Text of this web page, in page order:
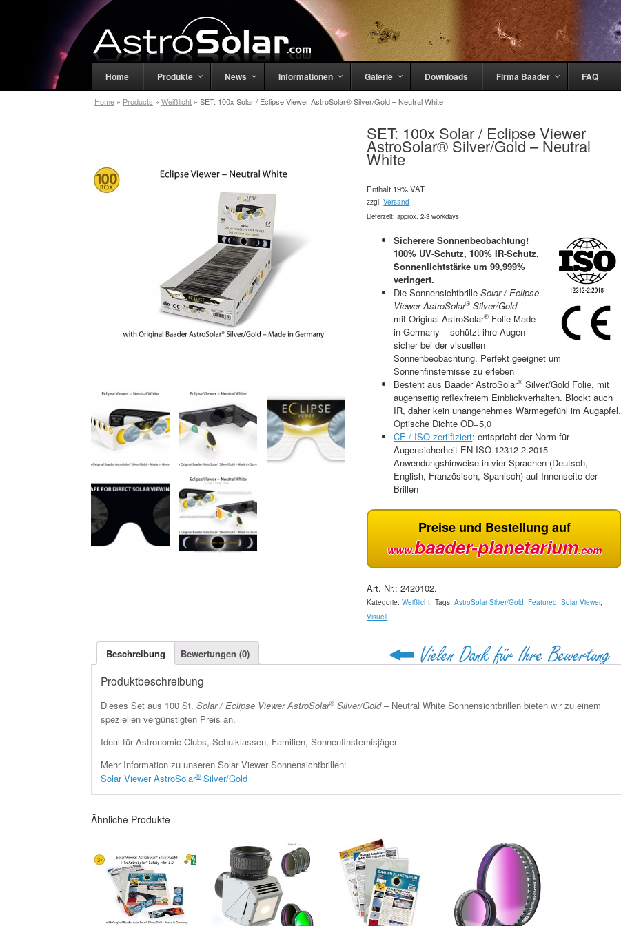
Home Produkte News Informationen Galerie Downloads Firma Baader FAQ
Home » Products » Weißlicht » SET: 100x Solar / Eclipse Viewer AstroSolar® Silver/Gold – Neutral White
SET: 100x Solar / Eclipse Viewer
AstroSolar® Silver/Gold – Neutral
White
Enthält 19% VAT
zzgl.Versand
Lieferzeit: approx. 2-3 workdays
Sicherere Sonnenbeobachtung!
100% UV-Schutz, 100% IR-Schutz,
Sonnenlichtstärke um 99,999%
veringert.
Die SonnensichtbrilleSolar / Eclipse
Viewer AstroSolar® Silver/Gold–
mit Original AstroSolar®-Folie Made
in Germany – schützt ihre Augen
sicher bei der visuellen
Sonnenbeobachtung. Perfekt geeignet um
Sonnenfinsternisse zu erleben
Besteht aus Baader AstroSolar® Silver/Gold Folie, mit
augenseitig reflexfreiem Einblickverhalten. Blockt auch
IR, daher kein unangenehmes Wärmegefühl im Augapfel.
Optische Dichte OD=5,0
CE / ISO zertifiziert: entspricht der Norm für
Augensicherheit EN ISO 12312-2:2015 –
Anwendungshinweise in vier Sprachen (Deutsch,
English, Französisch, Spanisch) auf Innenseite der
Brillen
Preise und Bestellung auf
www.baader-planetarium.com
Art. Nr.:2420102.
Kategorie:Weißlicht. Tags:AstroSolar Silver/Gold,Featured,Solar Viewer,
Visuell.
Beschreibung Bewertungen (0)
Produktbeschreibung
Dieses Set aus 100 St. Solar / Eclipse Viewer AstroSolar® Silver/Gold– Neutral White Sonnensichtbrillen bieten wir zu einem
speziellen vergünstigten Preis an.
Ideal für Astronomie-Clubs, Schulklassen, Familien, Sonnenfinsternisjäger
Mehr Information zu unseren Solar Viewer Sonnensichtbrillen:
Solar Viewer AstroSolar® Silver/Gold
Ähnliche Produkte